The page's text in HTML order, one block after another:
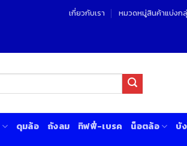
เกี่ยวกับเรา หมวดหมู่สินค้าแบ่งก
ดุมล้อ ถังลม ทิฟฟี่-เบรค น็อตล้อ บั